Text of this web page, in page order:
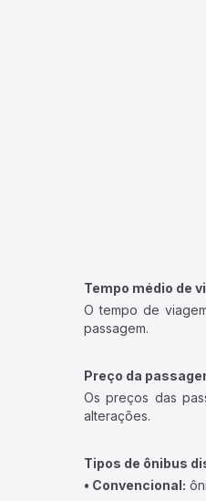
Tempo médio de
O tempo de
passagem.
Preço da
Os preços das
alterações.
Tipos de ônibus
• Convencional: